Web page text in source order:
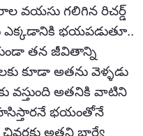
వయసు గలిగిన రిచర్డ్
ఎక్కడానికి భయపడుతూ..
తన జీవితాన్ని
కూడా అతను వెళ్ళడు
వస్తుంది అతనికి వాటిని
భయంతోనే
అతని భార్యే